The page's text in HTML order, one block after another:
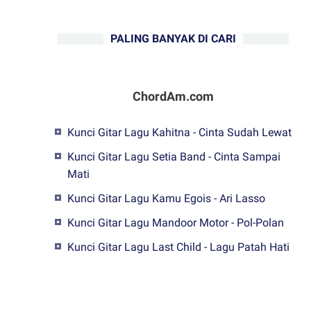
PALING BANYAK DI CARI
ChordAm.com
Kunci Gitar Lagu Kahitna - Cinta Sudah Lewat
Kunci Gitar Lagu Setia Band - Cinta Sampai
Mati
Kunci Gitar Lagu Kamu Egois - Ari Lasso
Kunci Gitar Lagu Mandoor Motor - Pol-Polan
Kunci Gitar Lagu Last Child - Lagu Patah Hati